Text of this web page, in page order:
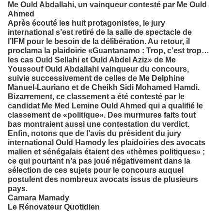
Me Ould Abdallahi, un vainqueur contesté par Me Ould
Ahmed
Après écouté les huit protagonistes, le jury
international s’est retiré de la salle de spectacle de
l’IFM pour le besoin de la délibération. Au retour, il
proclama la plaidoirie «Guantanamo : Trop, c’est trop…
les cas Ould Sellahi et Ould Abdel Aziz» de Me
Youssouf Ould Abdallahi vainqueur du concours,
suivie successivement de celles de Me Delphine
Manuel-Lauriano et de Cheikh Sidi Mohamed Hamdi.
Bizarrement, ce classement a été contesté par le
candidat Me Med Lemine Ould Ahmed qui a qualifié le
classement de «politique». Des murmures faits tout
bas montraient aussi une contestation du verdict.
Enfin, notons que de l’avis du président du jury
international Ould Hamody les plaidoiries des avocats
malien et sénégalais étaient des «thèmes politiques» ;
ce qui pourtant n’a pas joué négativement dans la
sélection de ces sujets pour le concours auquel
postulent des nombreux avocats issus de plusieurs
pays.
Camara Mamady
Le Rénovateur Quotidien